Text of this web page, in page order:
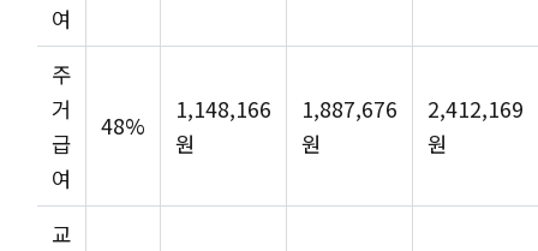
여
주
거
급
여
48%
1,148,166
원
1,887,676
원
2,412,169
원
교